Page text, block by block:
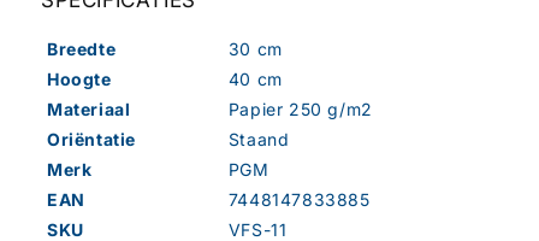
Breedte
30 cm
Hoogte
40 cm
Materiaal
Papier 250 g/m2
Oriëntatie
Staand
Merk
PGM
EAN
7448147833885
SKU
VFS-11